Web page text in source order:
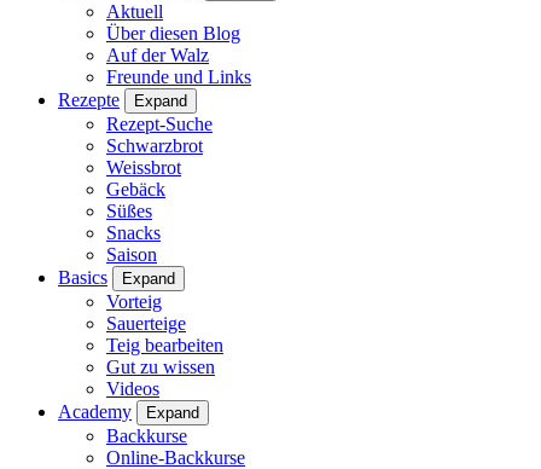
Aktuell
Über diesen Blog
Auf der Walz
Freunde und Links
Rezepte
Expand
Rezept-Suche
Schwarzbrot
Weissbrot
Gebäck
Süßes
Snacks
Saison
Basics
Expand
Vorteig
Sauerteige
Teig bearbeiten
Gut zu wissen
Videos
Academy
Expand
Backkurse
Online-Backkurse